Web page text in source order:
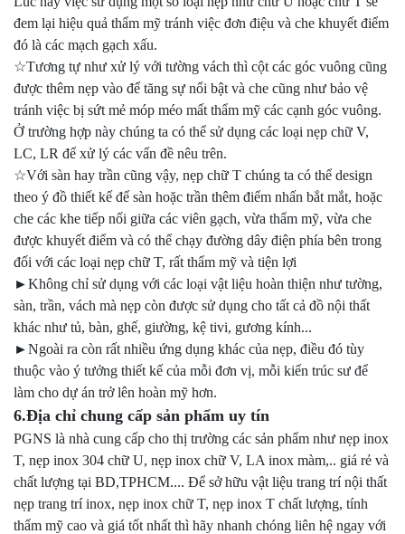
đem lại hiệu quả thẩm mỹ tránh việc đơn điệu và che khuyết điểm
đó là các mạch gạch xấu.
☆Tương tự như xử lý với tường vách thì cột các góc vuông cũng
được thêm nẹp vào để tăng sự nổi bật và che cũng như bảo vệ
tránh việc bị sứt mẻ móp méo mất thẩm mỹ các cạnh góc vuông.
Ở trường hợp này chúng ta có thể sử dụng các loại nẹp chữ V,
LC, LR để xử lý các vấn đề nêu trên.
☆Với sàn hay trần cũng vậy, nẹp chữ T chúng ta có thể design
theo ý đồ thiết kế để sàn hoặc trần thêm điểm nhấn bắt mắt, hoặc
che các khe tiếp nối giữa các viên gạch, vừa thẩm mỹ, vừa che
được khuyết điểm và có thể chạy đường dây điện phía bên trong
đối với các loại nẹp chữ T, rất thẩm mỹ và tiện lợi
►Không chỉ sử dụng với các loại vật liệu hoàn thiện như tường,
sàn, trần, vách mà nẹp còn được sử dụng cho tất cả đồ nội thất
khác như tủ, bàn, ghế, giường, kệ tivi, gương kính...
►Ngoài ra còn rất nhiều ứng dụng khác của nẹp, điều đó tùy
thuộc vào ý tưởng thiết kế của mỗi đơn vị, mỗi kiến trúc sư để
làm cho dự án trở lên hoàn mỹ hơn.
6.Địa chỉ chung cấp sản phẩm uy tín
PGNS là nhà cung cấp cho thị trường các sản phẩm như nẹp inox
T, nẹp inox 304 chữ U, nẹp inox chữ V, LA inox màm,.. giá rẻ và
chất lượng tại BD,TPHCM.... Để sở hữu vật liệu trang trí nội thất
nẹp trang trí inox, nẹp inox chữ T, nẹp inox T chất lượng, tính
thẩm mỹ cao và giá tốt nhất thì hãy nhanh chóng liên hệ ngay với